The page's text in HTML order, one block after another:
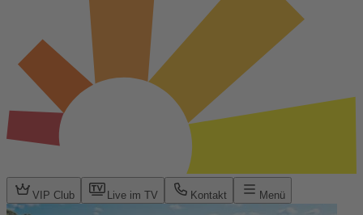
VIP Club Live im TV Kontakt Menü